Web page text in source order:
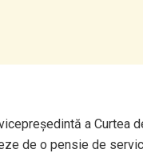
a Curtea
de o pensie de